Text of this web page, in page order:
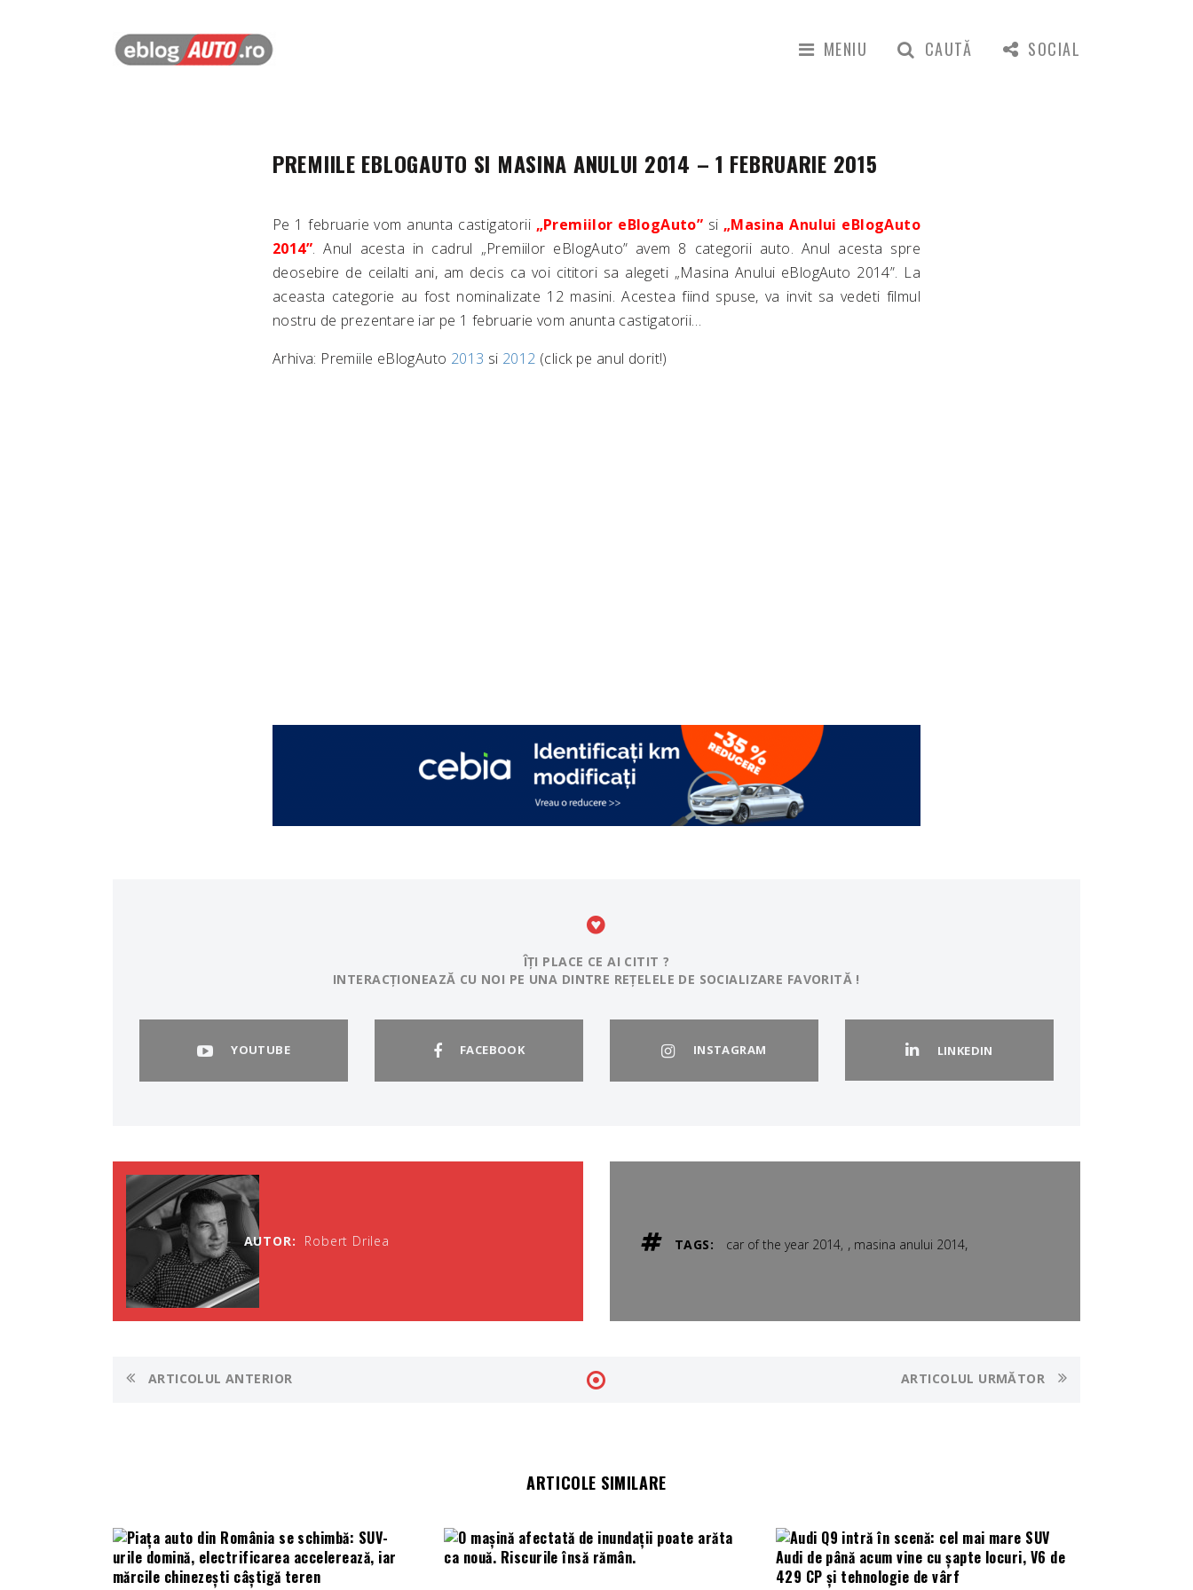
MENIU CAUTĂ SOCIAL
PREMIILE EBLOGAUTO SI MASINA ANULUI 2014 – 1 FEBRUARIE 2015
Pe 1 februarie vom anunta castigatorii „Premiilor eBlogAuto” si „Masina Anului eBlogAuto
2014”. Anul acesta in cadrul „Premiilor eBlogAuto” avem 8 categorii auto. Anul acesta spre
deosebire de ceilalti ani, am decis ca voi cititori sa alegeti „Masina Anului eBlogAuto 2014”. La
aceasta categorie au fost nominalizate 12 masini. Acestea fiind spuse, va invit sa vedeti filmul
nostru de prezentare iar pe 1 februarie vom anunta castigatorii…
Arhiva: Premiile eBlogAuto 2013 si 2012 (click pe anul dorit!)
ÎȚI PLACE CE AI CITIT ?
INTERACȚIONEAZĂ CU NOI PE UNA DINTRE REȚELELE DE SOCIALIZARE FAVORITĂ !
YOUTUBE FACEBOOK INSTAGRAM LINKEDIN
AUTOR: Robert Drilea TAGS: car of the year 2014 , masina anului 2014,
ARTICOLUL ANTERIOR ARTICOLUL URMĂTOR
ARTICOLE SIMILARE